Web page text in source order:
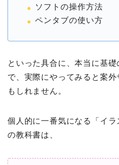
ソフトの操作方法
ペンタブの使い方
といった具合に、本当に基
で、実際にやってみると案
もしれません。
個人的に一番気になる「イラ
の教科書は、